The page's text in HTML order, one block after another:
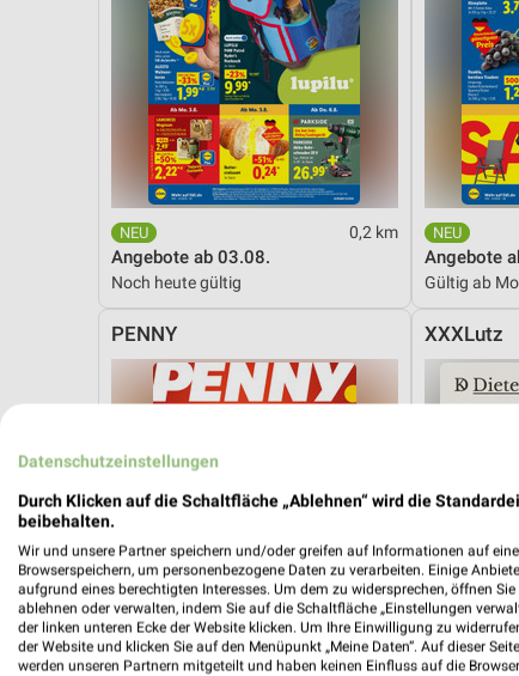
0,2 km
Angebote ab 03.08.
Noch heute gültig
Angebote
Gültig ab
PENNY XXXLutz
Datenschutzeinstellungen
Durch Klicken auf die Schaltfläche „Ablehnen“ wird die
beibehalten.
Wir und unsere Partner speichern und/oder greifen auf Informationen auf
Browserspeichern, um personenbezogene Daten zu verarbeiten. Einige
aufgrund eines berechtigten Interesses. Um dem zu widersprechen, öffnen
ablehnen oder verwalten, indem Sie auf die Schaltfläche „Einstellungen
der linken unteren Ecke der Website klicken. Um Ihre Einwilligung zu
der Website und klicken Sie auf den Menüpunkt „Meine Daten“. Auf dieser
werden unseren Partnern mitgeteilt und haben keinen Einfluss auf die